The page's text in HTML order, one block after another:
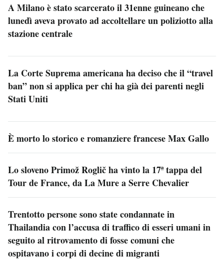
A Milano è stato scarcerato il 31enne guineano che
lunedì aveva provato ad accoltellare un poliziotto alla
stazione centrale
La Corte Suprema americana ha deciso che il “travel
ban” non si applica per chi ha già dei parenti negli
Stati Uniti
È morto lo storico e romanziere francese Max Gallo
Lo sloveno Primož Roglič ha vinto la 17ª tappa del
Tour de France, da La Mure a Serre Chevalier
Trentotto persone sono state condannate in
Thailandia con l’accusa di traffico di esseri umani in
seguito al ritrovamento di fosse comuni che
ospitavano i corpi di decine di migranti